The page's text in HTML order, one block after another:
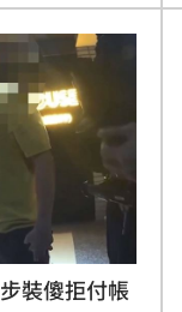
大道」逐漸成形
頭獎超「爸」氣
論壇9/12登場！
7s掀足球熱潮
吃美食！ 18:15
萬觀看、15萬
「有7-11真
裝傻拒付帳